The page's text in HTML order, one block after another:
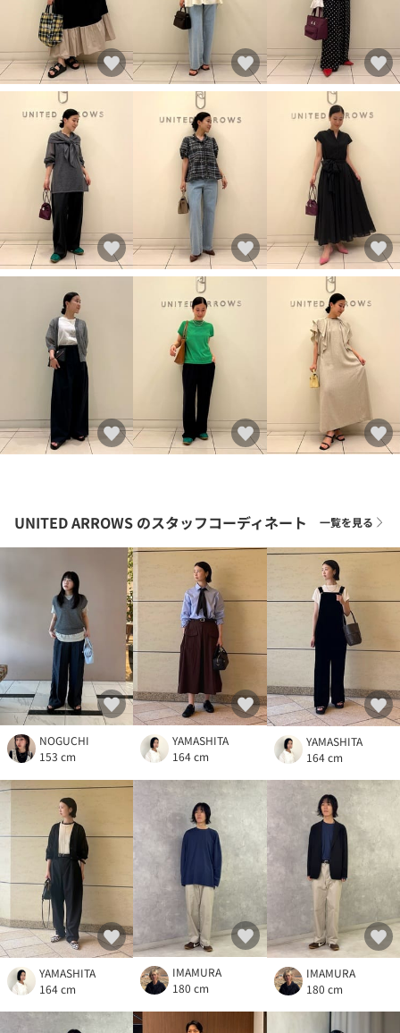
UNITED ARROWS のスタッフコーディネート 一覧を見る
NOGUCHI
153 cm
YAMASHITA
164 cm
YAMASHITA
164 cm
YAMASHITA
164 cm
IMAMURA
180 cm
IMAMURA
180 cm